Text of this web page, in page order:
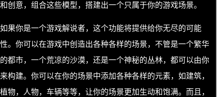
和创意，组合这些模型，搭建出一个只属于你的游戏场景。
如果你是一个游戏解说者，这个功能将提供给你无尽的可能
性。你可以在游戏中创造出各种各样的场景，不管是一个繁华
的都市，一个荒凉的沙漠，还是一个神秘的丛林，都可以由你
来构建。你可以在你的场景中添加各种各样的元素，如建筑，
植物，人物，车辆等等，让你的场景更加生动和饱满。而且，